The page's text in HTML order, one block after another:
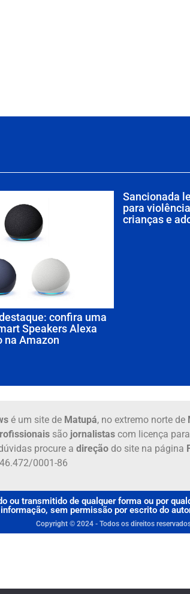
confira uma
Speakers Alexa
na Amazon
Sancionada
para
crianças e
é um site de Matupá, no extremo norte de
são jornalistascom licença para
procure a direçãodo site na página
0001-86
ou transmitido de qualquer forma ou por
sem permissão por escrito do
Copyright © 2024 - Todos os direitos